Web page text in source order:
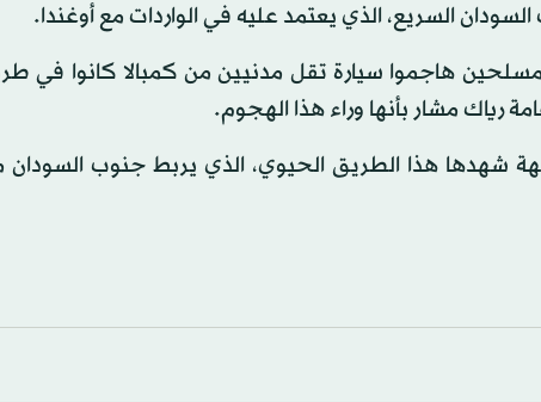
السريع، الذي يعتمد عليه في الواردات مع أوغندا.
هاجموا سيارة تقل مدنيين من كمبالا كانوا في
رياك مشار بأنها وراء هذا الهجوم.
هذا الطريق الحيوي، الذي يربط جنوب السودان